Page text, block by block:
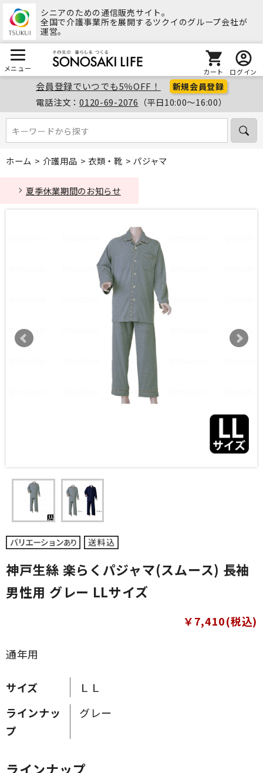
シニアのための通信販売サイト。
全国で介護事業所を展開するツクイのグループ会社が
運営。
メニュー カート ログイン
会員登録でいつでも5％OFF！ 新規会員登録
電話注文：0120-69-2076 （平日10:00～16:00）
キーワードから探す
キーワードから探す
ホーム > 介護用品 > 衣類・靴 > パジャマ
夏季休業期間のお知らせ
神戸生絲 楽らくパジャマ(スムース) 長袖
男性用 グレー LLサイズ
通年用
￥7,410(税込)
サイズ
ＬＬ
ラインナッ
プ
グレー
ラインナップ